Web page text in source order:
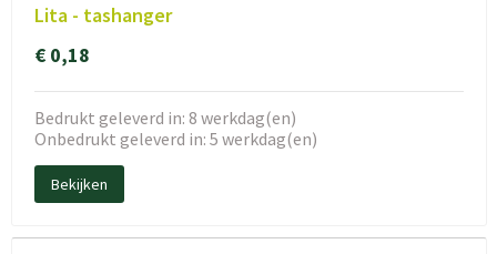
Lita - tashanger
€ 0,18
Bedrukt geleverd in: 8 werkdag(en)
Onbedrukt geleverd in: 5 werkdag(en)
Bekijken